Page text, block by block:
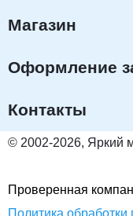
Магазин
Оформление
Контакты
© 2002-2026, Яркий
Проверенная